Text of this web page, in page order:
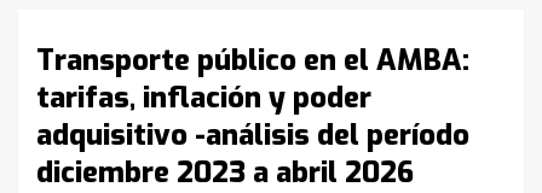
Transporte público en el AMBA:
tarifas, inflación y poder
adquisitivo -análisis del período
diciembre 2023 a abril 2026